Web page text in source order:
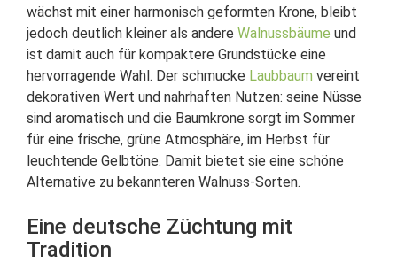
wächst mit einer harmonisch geformten Krone, bleibt
jedoch deutlich kleiner als andere Walnussbäume und
ist damit auch für kompaktere Grundstücke eine
hervorragende Wahl. Der schmucke Laubbaum vereint
dekorativen Wert und nahrhaften Nutzen: seine Nüsse
sind aromatisch und die Baumkrone sorgt im Sommer
für eine frische, grüne Atmosphäre, im Herbst für
leuchtende Gelbtöne. Damit bietet sie eine schöne
Alternative zu bekannteren Walnuss-Sorten.
Eine deutsche Züchtung mit
Tradition